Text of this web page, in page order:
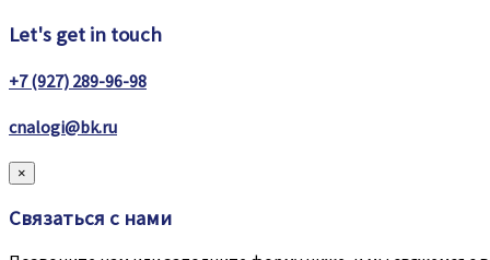
Let's get in touch
+7 (927) 289-96-98
cnalogi@bk.ru
×
Связаться с нами